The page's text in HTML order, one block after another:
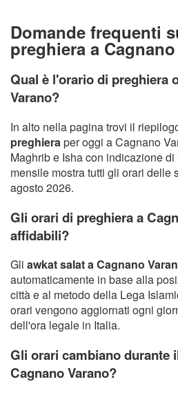
Domande frequenti
preghiera a
Qual è l'orario di preghiera
Varano?
In alto nella pagina trovi il
preghieraper oggi a Cagnano
Maghrib e Isha con indicazione
mensile mostra tutti gli orari delle
agosto 2026.
Gli orari di preghiera a
affidabili?
Gli awkat salat a Cagnano
automaticamente in base alla
città e al metodo della Lega
orari vengono aggiornati ogni
dell'ora legale in Italia.
Gli orari cambiano durante
Cagnano Varano?